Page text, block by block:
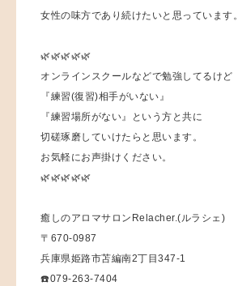
女性の味方であり続けたいと思っています。
🌿🌿🌿🌿🌿
オンラインスクールなどで勉強してるけど
『練習(復習)相手がいない』
『練習場所がない』という方と共に
切磋琢磨していけたらと思います。
お気軽にお声掛けください。
🌿🌿🌿🌿🌿
癒しのアロマサロンRelacher.(ルラシェ)
〒670-0987
兵庫県姫路市苫編南2丁目347-1
☎️079-263-7404